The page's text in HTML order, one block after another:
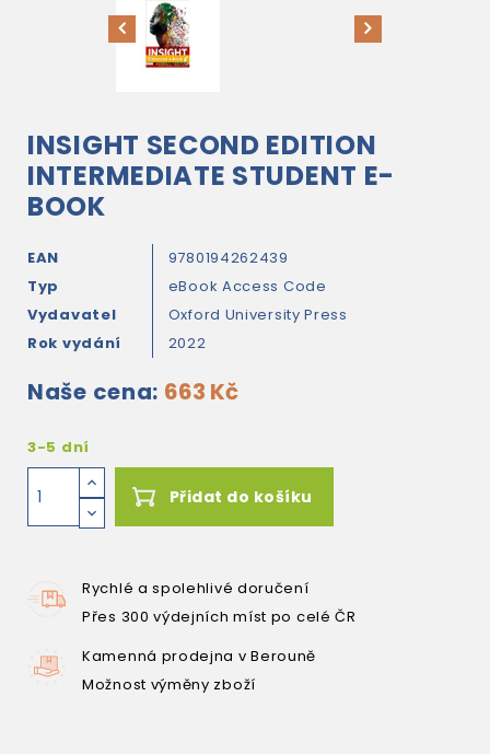
INSIGHT SECOND EDITION
INTERMEDIATE STUDENT E-
BOOK
EAN
9780194262439
Typ
eBook Access Code
Vydavatel
Oxford University Press
Rok vydání
2022
Naše cena: 663 Kč
3-5 dní
Přidat do košíku
Rychlé a spolehlivé doručení
Přes 300 výdejních míst po celé ČR
Kamenná prodejna v Berouně
Možnost výměny zboží